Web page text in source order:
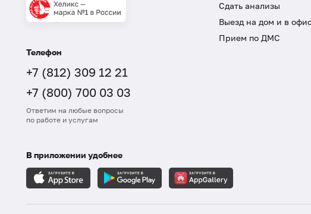
Телефон
+7 (812) 309 12 21
+7 (800) 700 03 03
Ответим на любые вопросы
по работе и услугам
Сдать анализы
Выезд на дом и в офис
Прием по ДМС
В приложении удобнее